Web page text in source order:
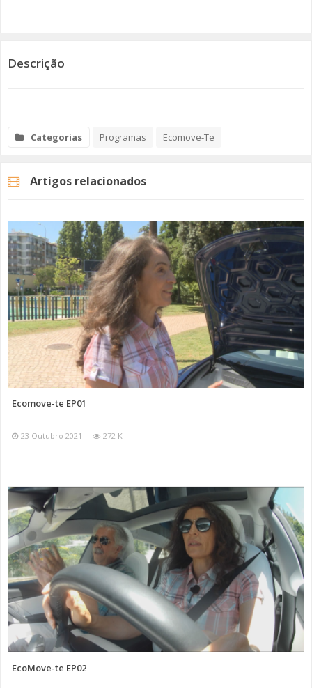
ENCONTROS IMAGINÁRIOS
ECOMOVE-TE
Descrição
Categorias Programas Ecomove-Te
Artigos relacionados
Ecomove-te EP01
23 Outubro 2021 272 K
EcoMove-te EP02